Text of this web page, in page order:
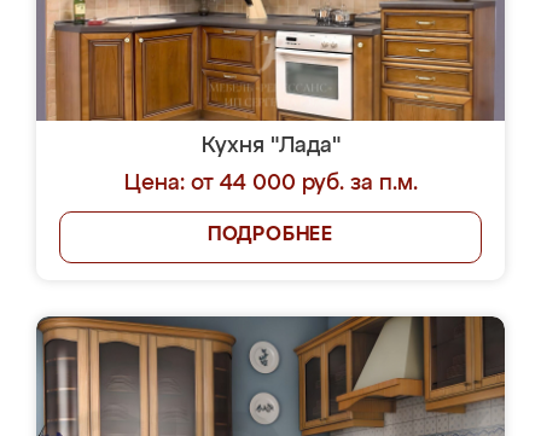
Кухня "Лада"
Цена: от 44 000 руб. за п.м.
ПОДРОБНЕЕ